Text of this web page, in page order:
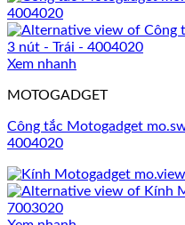
Xem nhanh
MOTOGADGET
Công tắc Motogadget
4004020